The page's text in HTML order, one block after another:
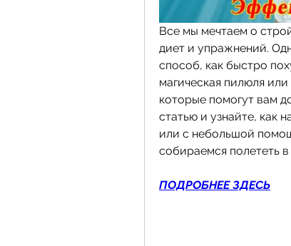
Все мы мечтаем о
диет и упражнений.
способ, как быстро
магическая пилюля
которые помогут вам
статью и узнайте, как
или с небольшой
собираемся полететь
ПОДРОБНЕЕ ЗДЕСЬ